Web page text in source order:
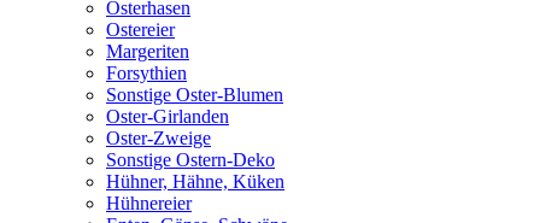
Osterhasen
Ostereier
Margeriten
Forsythien
Sonstige Oster-Blumen
Oster-Girlanden
Oster-Zweige
Sonstige Ostern-Deko
Hühner, Hähne, Küken
Hühnereier